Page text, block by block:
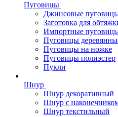
Пуговицы
Джинсовые
Заготовка для
Импортные
Пуговицы
Пуговицы на ножке
Пуговицы полиэстер
Пукли
Шнур
Шнур декоративный
Шнур с
Шнур текстильный